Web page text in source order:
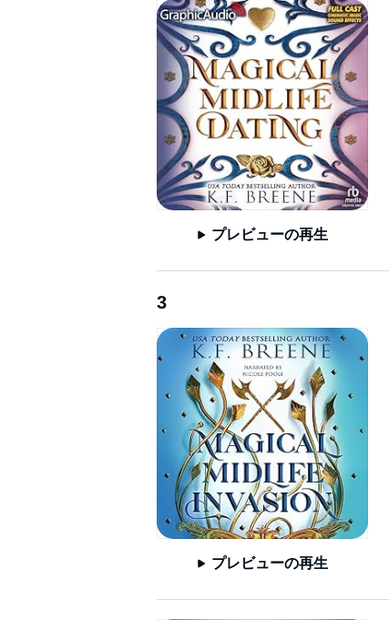
プレビューの再生
3
プレビューの再生